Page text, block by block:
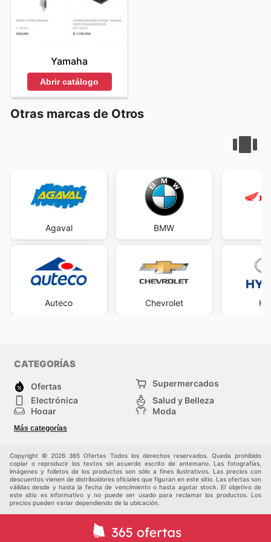
Yamaha
Abrir catálogo
Otras marcas de Otros
Agaval
Auteco
BMW
Chevrolet
CATEGORÍAS
Ofertas
Supermercados
Electrónica
Salud y Belleza
Hogar
Moda
Herramientas y jardinería
Infancia
Más categorías
Copyright © 2026 365 Ofertas Todos los derechos reservados. Queda prohibido
copiar o reproducir los textos sin acuerdo escrito de antemano. Las fotografías,
imágenes y folletos de los productos son sólo a fines ilustrativos. Las precios con
descuentos vienen de distribuidores oficiales que figuran en este sitio. Las ofertas son
válidas desde y hasta la fecha de vencimiento o hasta agotar stock. El objetivo de
este sitio es informativo y no puede ser usado para reclamar los productos. Los
precios pueden variar dependiendo de la ubicación.